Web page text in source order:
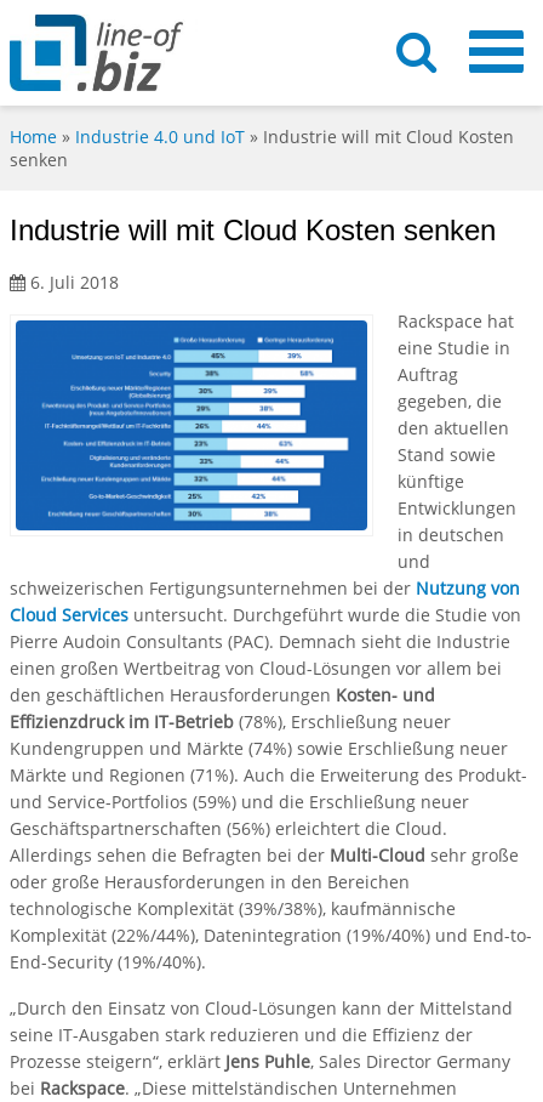
Home » Industrie 4.0 und IoT » Industrie will mit Cloud Kosten
senken
Industrie will mit Cloud Kosten senken
6. Juli 2018
Rackspace hat
eine Studie in
Auftrag
gegeben, die
den aktuellen
Stand sowie
künftige
Entwicklungen
in deutschen
und
schweizerischen Fertigungsunternehmen bei der Nutzung von
Cloud Services untersucht. Durchgeführt wurde die Studie von
Pierre Audoin Consultants (PAC). Demnach sieht die Industrie
einen großen Wertbeitrag von Cloud-Lösungen vor allem bei
den geschäftlichen Herausforderungen Kosten- und
Effizienzdruck im IT-Betrieb (78%), Erschließung neuer
Kundengruppen und Märkte (74%) sowie Erschließung neuer
Märkte und Regionen (71%). Auch die Erweiterung des Produkt-
und Service-Portfolios (59%) und die Erschließung neuer
Geschäftspartnerschaften (56%) erleichtert die Cloud.
Allerdings sehen die Befragten bei der Multi-Cloud sehr große
oder große Herausforderungen in den Bereichen
technologische Komplexität (39%/38%), kaufmännische
Komplexität (22%/44%), Datenintegration (19%/40%) und End-to-
End-Security (19%/40%).
„Durch den Einsatz von Cloud-Lösungen kann der Mittelstand
seine IT-Ausgaben stark reduzieren und die Effizienz der
Prozesse steigern“, erklärt Jens Puhle, Sales Director Germany
bei Rackspace. „Diese mittelständischen Unternehmen